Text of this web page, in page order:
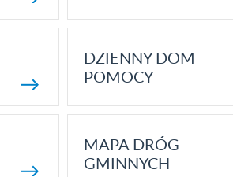
DZIENNY DOM
POMOCY
MAPA DRÓG
GMINNYCH